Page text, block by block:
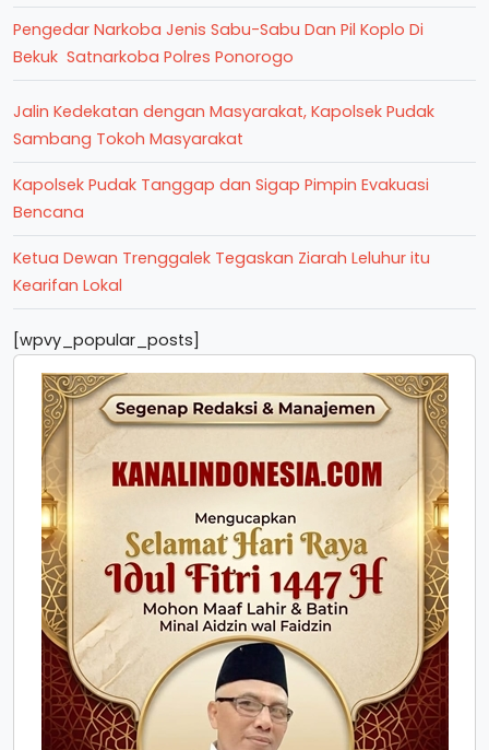
Pengedar Narkoba Jenis Sabu-Sabu Dan Pil Koplo Di
Bekuk Satnarkoba Polres Ponorogo
Jalin Kedekatan dengan Masyarakat, Kapolsek Pudak
Sambang Tokoh Masyarakat
Kapolsek Pudak Tanggap dan Sigap Pimpin Evakuasi
Bencana
Ketua Dewan Trenggalek Tegaskan Ziarah Leluhur itu
Kearifan Lokal
[wpvy_popular_posts]